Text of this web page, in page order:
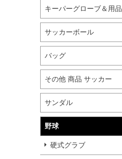
キーパーグローブ＆用品
サッカーボール
バッグ
その他 商品 サッカー
サンダル
野球
硬式グラブ